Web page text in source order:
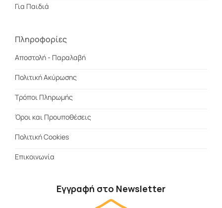
Για Παιδιά
Πληροφορίες
Αποστολή - Παραλαβή
Πολιτική Ακύρωσης
Τρόποι Πληρωμής
Όροι και Προυποθέσεις
Πολιτική Cookies
Επικοινωνία
Εγγραφή στο Newsletter